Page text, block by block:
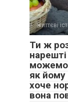
життєві
Ти ж
можемо
як
хоче
вона